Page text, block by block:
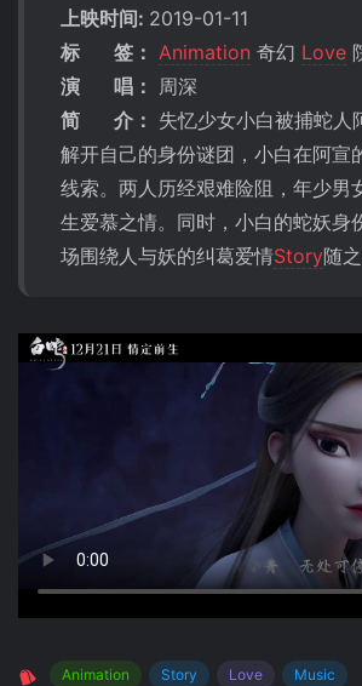
上映时间: 2019-01-11
标 签： Animation 奇幻 Love
演 唱：
周深
简 介： 失忆少女小白被捕蛇人
解开自己的身份谜团，小白在阿宣
线索。两人历经艰难险阻，年少男
生爱慕之情。同时，小白的蛇妖身
场围绕人与妖的纠葛爱情Story随
Animation Story Love Music